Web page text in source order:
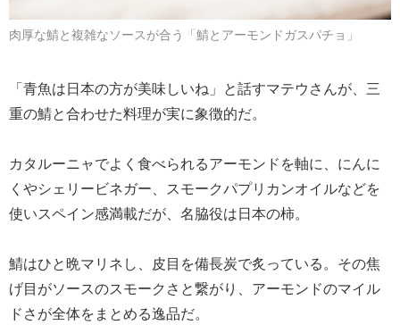
肉厚な鯖と複雑なソースが合う「鯖とアーモンドガスパチョ」
「青魚は日本の方が美味しいね」と話すマテウさんが、三
重の鯖と合わせた料理が実に象徴的だ。
カタルーニャでよく食べられるアーモンドを軸に、にんに
くやシェリービネガー、スモークパプリカンオイルなどを
使いスペイン感満載だが、名脇役は日本の柿。
鯖はひと晩マリネし、皮目を備長炭で炙っている。その焦
げ目がソースのスモークさと繋がり、アーモンドのマイル
ドさが全体をまとめる逸品だ。